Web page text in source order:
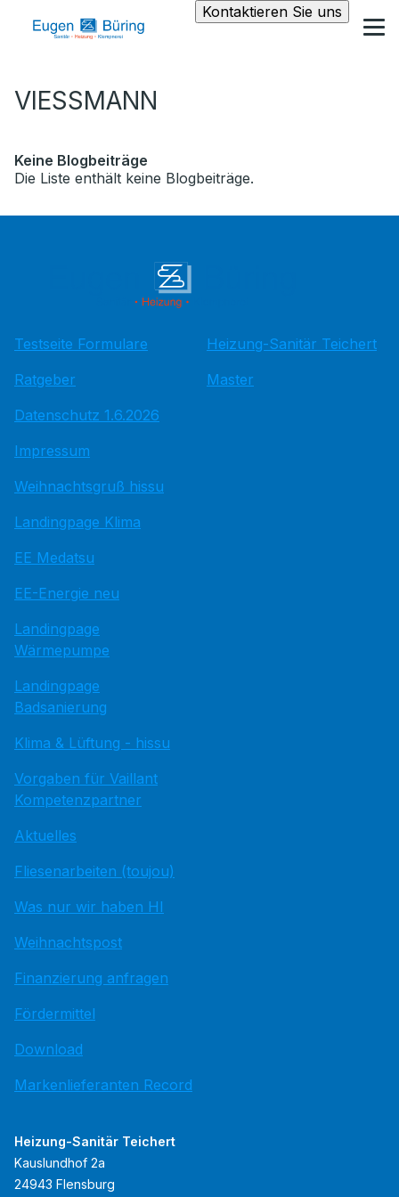
Kontaktieren Sie uns
VIESSMANN
Keine Blogbeiträge
Die Liste enthält keine Blogbeiträge.
Testseite Formulare
Ratgeber
Datenschutz 1.6.2026
Impressum
Weihnachtsgruß hissu
Landingpage Klima
EE Medatsu
EE-Energie neu
Landingpage
Wärmepumpe
Landingpage
Badsanierung
Klima & Lüftung - hissu
Vorgaben für Vaillant
Kompetenzpartner
Aktuelles
Fliesenarbeiten (toujou)
Was nur wir haben HI
Weihnachtspost
Finanzierung anfragen
Fördermittel
Download
Markenlieferanten Record
Heizung-Sanitär Teichert
Master
Heizung-Sanitär Teichert
Kauslundhof 2a
24943 Flensburg